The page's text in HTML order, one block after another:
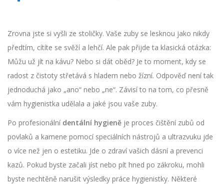
Zrovna jste si vyšli ze stoličky. Vaše zuby se lesknou jako nikdy
předtím, cítíte se svěží a lehčí. Ale pak přijde ta klasická otázka:
Můžu už jít na kávu? Nebo si dát oběd? Je to moment, kdy se
radost z čistoty střetává s hladem nebo žízní. Odpověď není tak
jednoduchá jako „ano“ nebo „ne“. Závisí to na tom, co přesně
vám hygienistka udělala a jaké jsou vaše zuby.
Po profesionální dentální hygieně je proces čištění zubů od
povlaků a kamene pomocí speciálních nástrojů a ultrazvuku jde
o více než jen o estetiku. Jde o zdraví vašich dásní a prevenci
kazů. Pokud byste začali jíst nebo pít hned po zákroku, mohli
byste nechtěně narušit výsledky práce hygienistky. Některé